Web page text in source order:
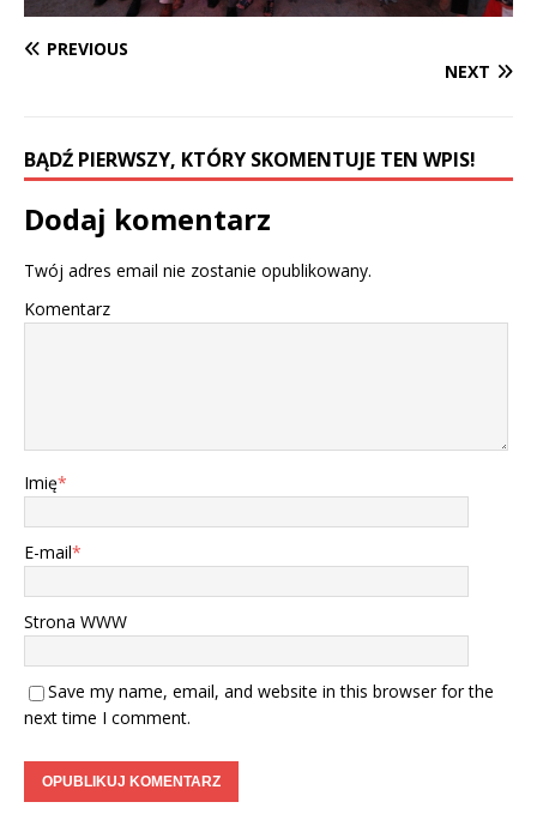
PREVIOUS
NEXT
BĄDŹ PIERWSZY, KTÓRY SKOMENTUJE TEN WPIS!
Dodaj komentarz
Twój adres email nie zostanie opublikowany.
Komentarz
Imię*
E-mail*
Strona WWW
Save my name, email, and website in this browser for the
next time I comment.